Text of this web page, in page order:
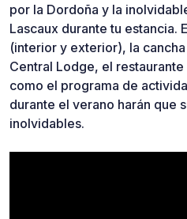
por la Dordoña y la
Lascaux durante tu estancia.
(interior y exterior), la
Central Lodge, el
como el programa de
durante el verano harán que
inolvidables.